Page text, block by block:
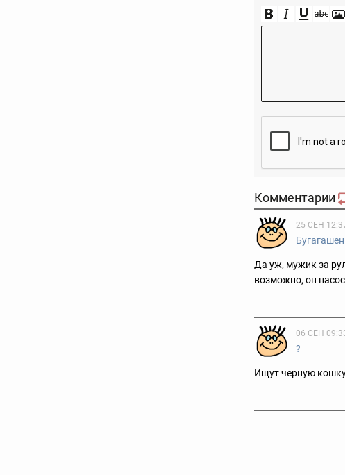
Комментарии
25 СЕН
Да уж, мужик за
возможно, он
06 СЕН
?
Ищут черную